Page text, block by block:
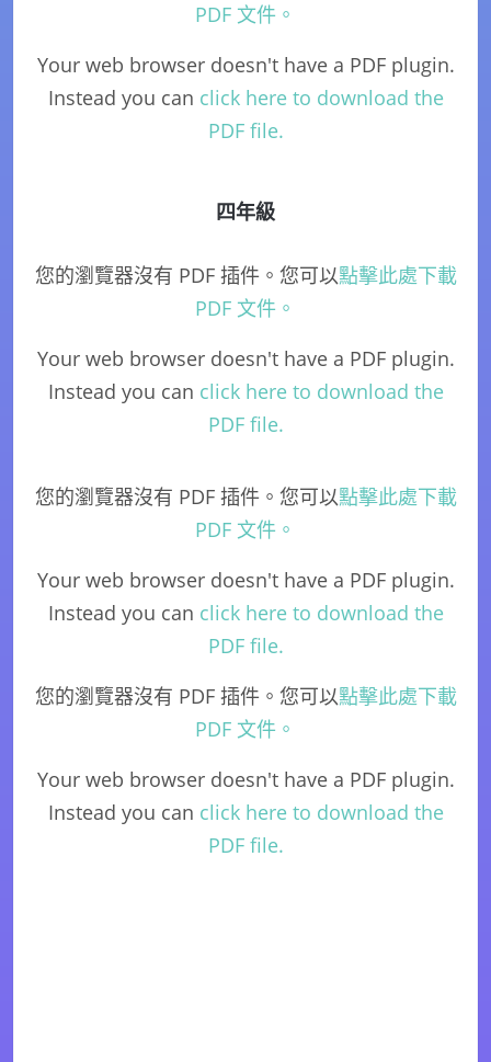
PDF 文件。
Your web browser doesn't have a PDF plugin.
Instead you can click here to download the
PDF file.
四年級
您的瀏覽器沒有 PDF 插件。您可以點擊此處下載
PDF 文件。
Your web browser doesn't have a PDF plugin.
Instead you can click here to download the
PDF file.
您的瀏覽器沒有 PDF 插件。您可以點擊此處下載
PDF 文件。
Your web browser doesn't have a PDF plugin.
Instead you can click here to download the
PDF file.
您的瀏覽器沒有 PDF 插件。您可以點擊此處下載
PDF 文件。
Your web browser doesn't have a PDF plugin.
Instead you can click here to download the
PDF file.